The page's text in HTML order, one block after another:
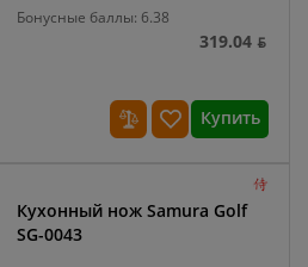
Бонусные баллы: 6.38
319.04 ƃ
Купить
Кухонный нож Samura Golf
SG-0043